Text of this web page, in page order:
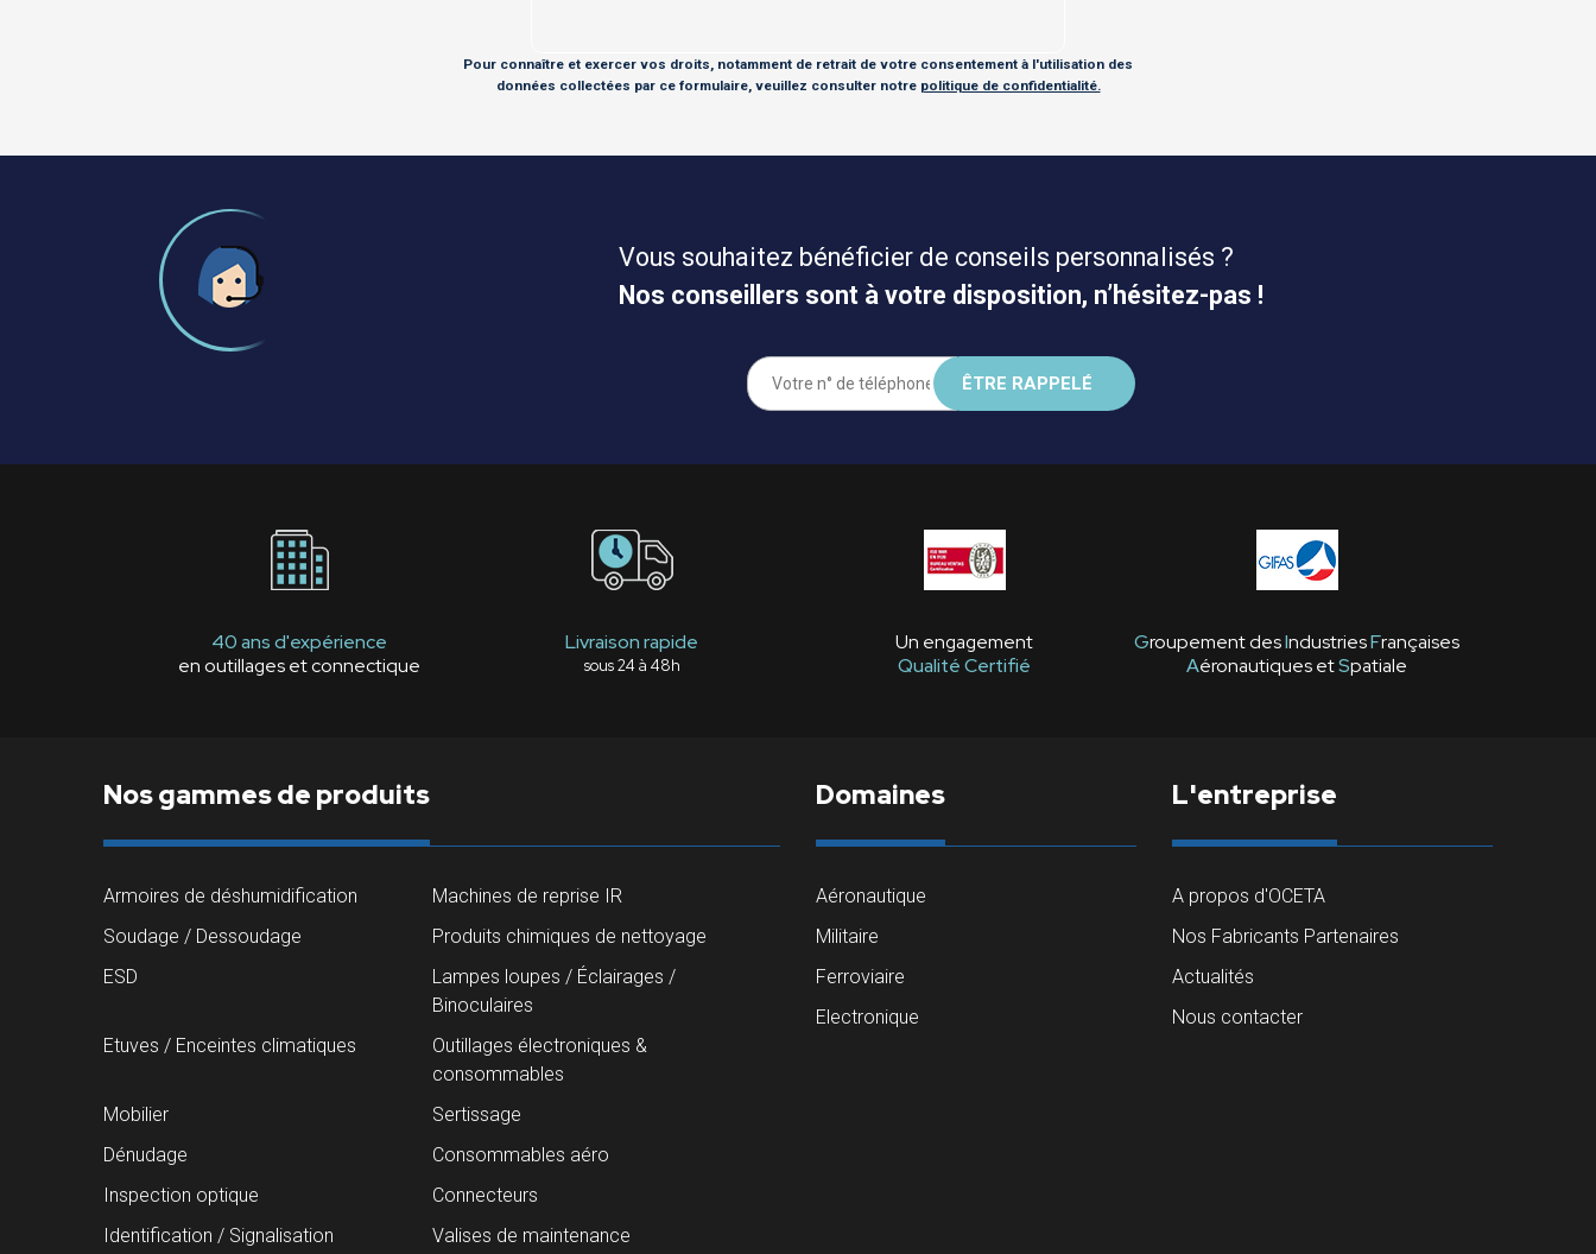
Pour connaître et exercer vos droits, notamment de retrait de votre consentement à l'utilisation des
données collectées par ce formulaire, veuillez consulter notre politique de confidentialité.
Vous souhaitez bénéficier de conseils personnalisés ?
Nos conseillers sont à votre disposition, n’hésitez-pas !
40 ans d'expérience
en outillages et connectique
Livraison rapide
sous 24 à 48h
Un engagement
Qualité Certifié
Groupement desIndustriesFrançaises
Aéronautiques etSpatiale
Nos gammes de produits
Armoires de déshumidification
Machines de reprise IR
Soudage / Dessoudage
Produits chimiques de nettoyage
ESD
Lampes loupes / Éclairages /
Binoculaires
Etuves / Enceintes climatiques
Outillages électroniques &
consommables
Mobilier
Sertissage
Dénudage
Consommables aéro
Inspection optique
Connecteurs
Identification / Signalisation
Valises de maintenance
Domaines
Aéronautique
Militaire
Ferroviaire
Electronique
L'entreprise
A propos d'OCETA
Nos Fabricants Partenaires
Actualités
Nous contacter